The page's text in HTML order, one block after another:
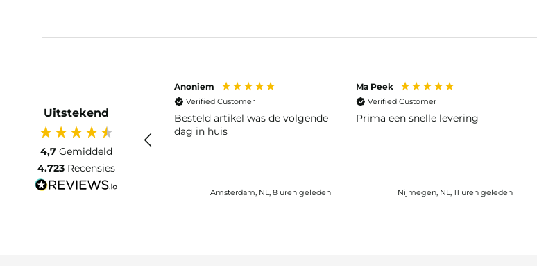
Uitstekend
4,7 Gemiddeld
4.723 Recensies
Anoniem
Verified Customer
Besteld artikel was de volgende
dag in huis
Amsterdam, NL, 8 uren geleden
Ma Peek
Verified Customer
Prima een snelle levering
Nijmegen, NL, 11 uren geleden